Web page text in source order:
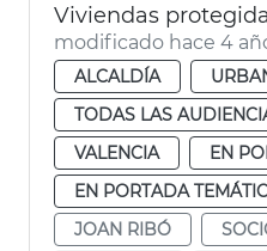
Viviendas
modificado hace 4
ALCALDÍA
TODAS LAS
VALENCIA
EN
EN PORTADA
JOAN RIBÓ